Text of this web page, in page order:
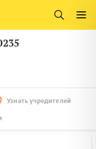
Литва
Узнать учредителей